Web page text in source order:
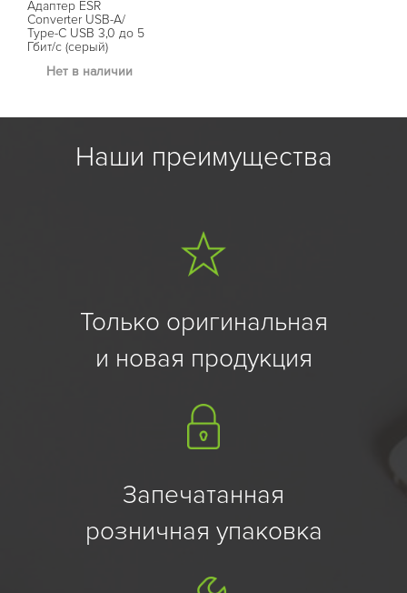
Адаптер ESR
Converter USB-A/
Type-C USB 3,0 до 5
Гбит/с (серый)
Нет в наличии
Наши преимущества
Только оригинальная
и новая продукция
Запечатанная
розничная упаковка